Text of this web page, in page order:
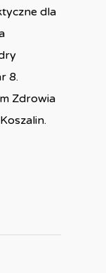
dla
8.
Zdrowia